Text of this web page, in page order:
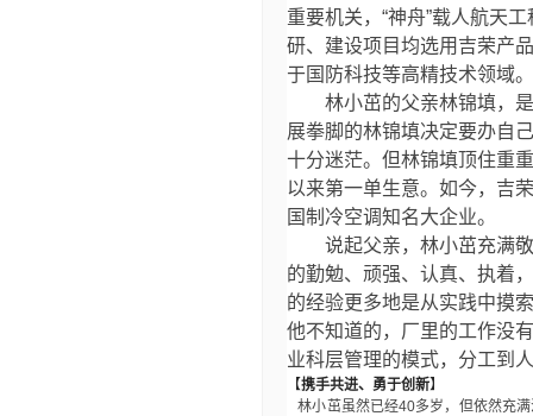
重要机关， “神舟”载人航天工
研、建设项目均选用吉荣产
于国防科技等高精技术领域。
林小茁的父亲林锦填，
展拳脚的林锦填决定要办自
十分迷茫。但林锦填顶住重
以来第一单生意。如今，吉
国制冷空调知名大企业。
说起父亲，林小茁充满
的勤勉、顽强、认真、执着
的经验更多地是从实践中摸
他不知道的，厂里的工作没
业科层管理的模式，分工到
【携手共进、勇于创新】
林小茁虽然已经40多岁，但依然充